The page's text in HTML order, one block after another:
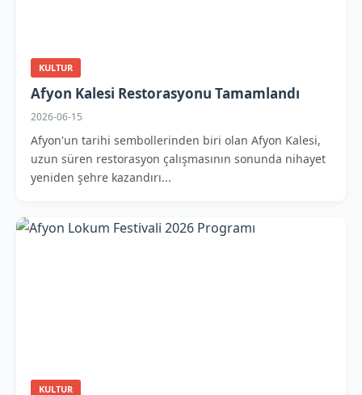
KULTUR
Afyon Kalesi Restorasyonu Tamamlandı
2026-06-15
Afyon'un tarihi sembollerinden biri olan Afyon Kalesi,
uzun süren restorasyon çalışmasının sonunda nihayet
yeniden şehre kazandırı...
KULTUR